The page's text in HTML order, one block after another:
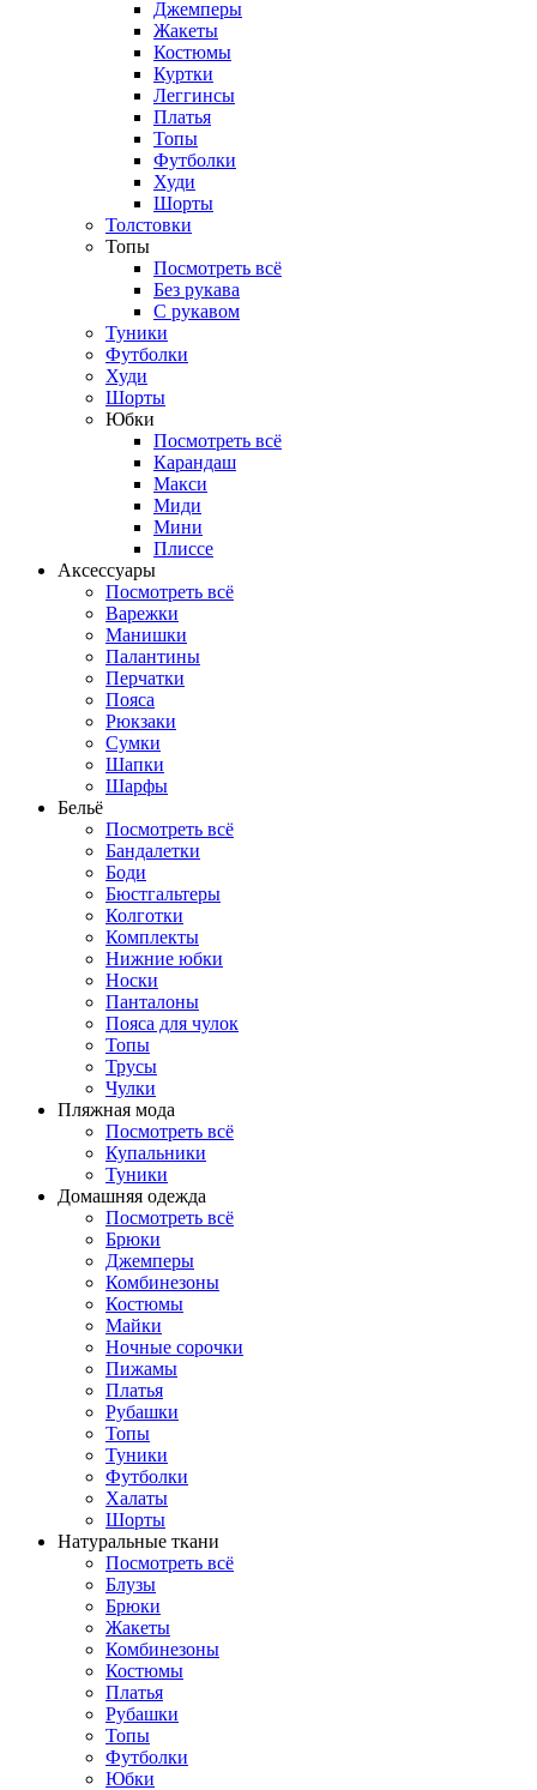
Джемперы
Жакеты
Костюмы
Куртки
Леггинсы
Платья
Топы
Футболки
Худи
Шорты
Толстовки
Топы
Посмотреть всё
Без рукава
С рукавом
Туники
Футболки
Худи
Шорты
Юбки
Посмотреть всё
Карандаш
Макси
Миди
Мини
Плиссе
Аксессуары
Посмотреть всё
Варежки
Манишки
Палантины
Перчатки
Пояса
Рюкзаки
Сумки
Шапки
Шарфы
Бельё
Посмотреть всё
Бандалетки
Боди
Бюстгальтеры
Колготки
Комплекты
Нижние юбки
Носки
Панталоны
Поясa для чулок
Топы
Трусы
Чулки
Пляжная мода
Посмотреть всё
Купальники
Туники
Домашняя одежда
Посмотреть всё
Брюки
Джемперы
Комбинезоны
Костюмы
Майки
Ночные сорочки
Пижамы
Платья
Рубашки
Топы
Туники
Футболки
Халаты
Шорты
Натуральные ткани
Посмотреть всё
Блузы
Брюки
Жакеты
Комбинезоны
Костюмы
Платья
Рубашки
Топы
Футболки
Юбки